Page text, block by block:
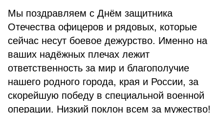
Мы поздравляем с Днём защитника
Отечества офицеров и рядовых, которые
сейчас несут боевое дежурство. Именно на
ваших надёжных плечах лежит
ответственность за мир и благополучие
нашего родного города, края и России, за
скорейшую победу в специальной военной
операции. Низкий поклон всем за мужество!